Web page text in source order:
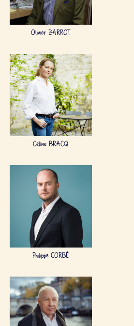
Olivier BARROT
Céline BRACQ
Philippe CORBÉ